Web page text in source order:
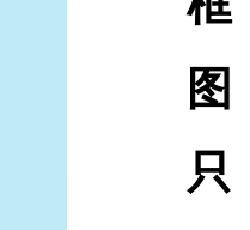
图
只